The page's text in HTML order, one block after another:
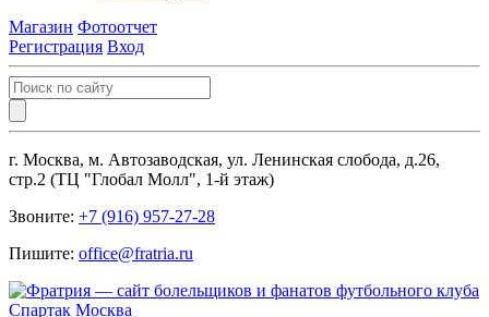
Магазин Фотоотчет
Регистрация Вход
г. Москва, м. Автозаводская, ул. Ленинская слобода, д.26,
стр.2 (ТЦ "Глобал Молл", 1-й этаж)
Звоните: +7 (916) 957-27-28
Пишите: office@fratria.ru